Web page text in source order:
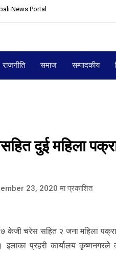
News Portal
राजनीति समाज सम्पादकीय
दुई महिला
23, 2020 मा प्रकाशित
केजी चरेस सहित २ जना महिला
प्रहरी कार्यालय कृष्णनगरले